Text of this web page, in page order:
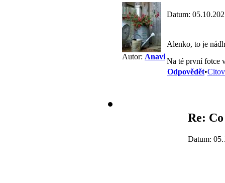
Autor: Anavi
Datum:
Alenko, to je
Na té první fotce
Odpovědět•
Re:
Datum: